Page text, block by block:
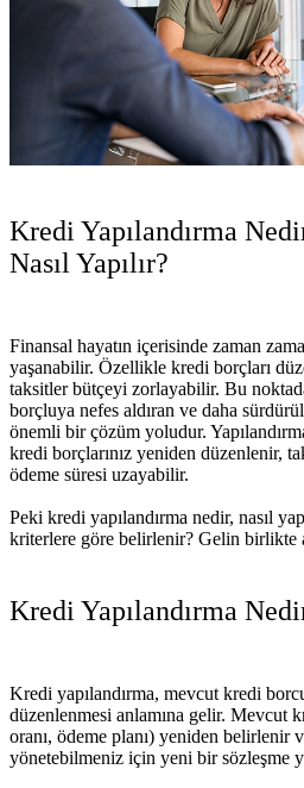
Kredi Yapılandırma
Nasıl Yapılır?
Finansal hayatın içerisinde zaman
yaşanabilir. Özellikle kredi borçları
taksitler bütçeyi zorlayabilir. Bu
borçluya nefes aldıran ve daha
önemli bir çözüm yoludur.
kredi borçlarınız yeniden düzenlenir,
ödeme süresi uzayabilir.
Peki kredi yapılandırma nedir, nasıl
kriterlere göre belirlenir? Gelin birlikte
Kredi Yapılandırma
Kredi yapılandırma, mevcut kredi
düzenlenmesi anlamına gelir. Mevcut
oranı, ödeme planı) yeniden belirlenir
yönetebilmeniz için yeni bir sözleşme